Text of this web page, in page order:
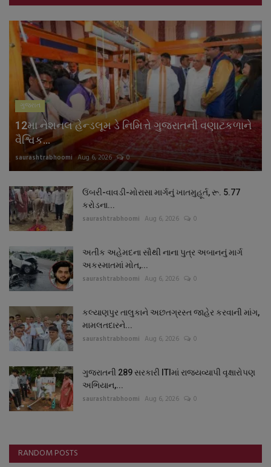
ગુજરાત
12મા નેશનલ હેન્ડલૂમ ડે નિમિત્તે ગુજરાતની વણાટકળાને
વૈશ્વિક...
saurashtrabhoomi Aug 6, 2026 0
ઉંબરી-વાવડી-મોરાસા માર્ગનું ખાતમુહૂર્ત, રૂ. 5.77
કરોડના...
saurashtrabhoomi Aug 6, 2026 0
અતીક અહેમદના સૌથી નાના પુત્ર અબાનનું માર્ગ
અકસ્માતમાં મોત,...
saurashtrabhoomi Aug 6, 2026 0
કલ્યાણપુર તાલુકાને અછતગ્રસ્ત જાહેર કરવાની માંગ,
મામલતદારને...
saurashtrabhoomi Aug 6, 2026 0
ગુજરાતની 289 સરકારી ITIમાં રાજ્યવ્યાપી વૃક્ષારોપણ
અભિયાન,...
saurashtrabhoomi Aug 6, 2026 0
RANDOM POSTS